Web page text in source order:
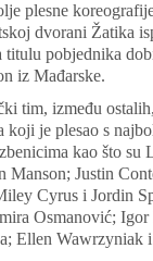
plesne
dvorani Žatika
titulu pobjednika
iz Mađarske.
tim, između
koji je plesao s
kao što su
Manson; Justin
Cyrus i Jordin
Osmanović; Igor
Ellen Wawrzyniak